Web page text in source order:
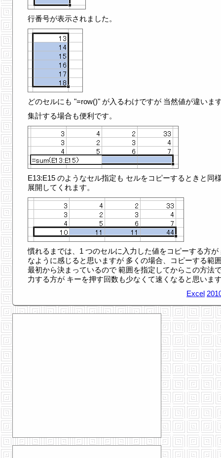
行番号が表示されました。
どのセルにも "=row()" が入るわけですが 当然値が違いま
集計する場合も便利です。
E13:E15 のようなセル指定も セルをコピーするときと同
展開してくれます。
慣れるまでは、1 つのセルに入力した値をコピーする方が
なように感じると思いますが 多くの場合、コピーする範
最初から決まっているので 範囲を指定してからこの方法
力する方が キーを押す回数も少なくて速くなると思いま
Excel